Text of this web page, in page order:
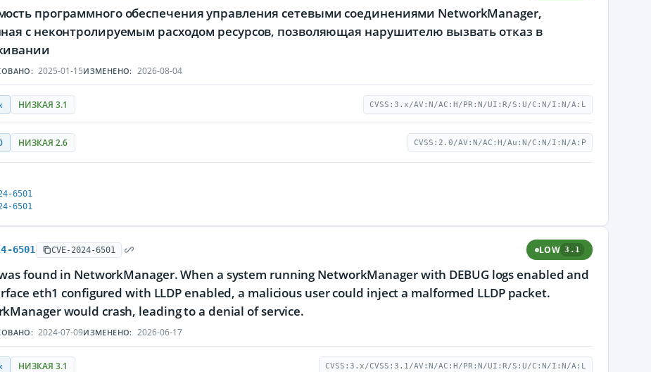
программного обеспечения управления сетевыми соединениями NetworkManager,
с неконтролируемым расходом ресурсов, позволяющая нарушителю вызвать отказ в
2025-01-15ИЗМЕНЕНО: 2026-08-04
НИЗКАЯ 3.1 CVSS:3.x/AV:N/AC:H/PR:N/UI:R/S:U/C:N/I:N/A:L
НИЗКАЯ 2.6 CVSS:2.0/AV:N/AC:H/Au:N/C:N/I:N/A:P
6501
6501
6501 CVE-2024-6501 LOW 3.1
found in NetworkManager. When a system running NetworkManager with DEBUG logs enabled and
eth1 configured with LLDP enabled, a malicious user could inject a malformed LLDP packet.
would crash, leading to a denial of service.
2024-07-09ИЗМЕНЕНО: 2026-06-17
НИЗКАЯ 3.1 CVSS:3.x/CVSS:3.1/AV:N/AC:H/PR:N/UI:R/S:U/C:N/I:N/A:L